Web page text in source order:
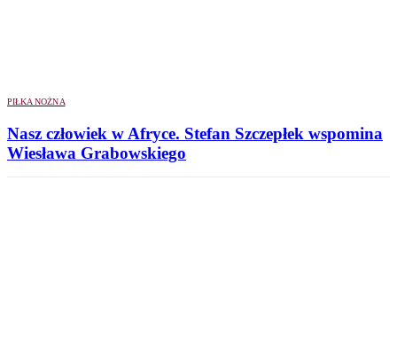
PIŁKA NOŻNA
Nasz człowiek w Afryce. Stefan Szczepłek wspomina
Wiesława Grabowskiego